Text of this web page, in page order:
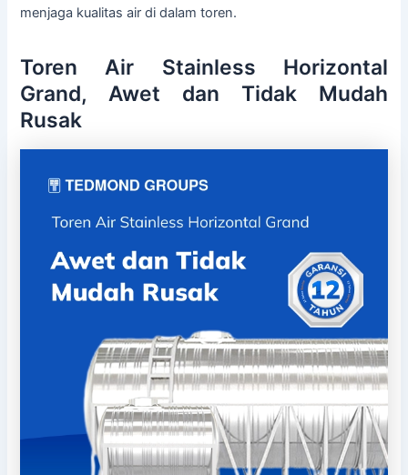
menjaga kualitas air di dalam toren.
Toren Air Stainless Horizontal
Grand, Awet dan Tidak Mudah
Rusak